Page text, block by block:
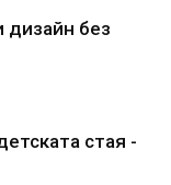
дизайн без
стая -